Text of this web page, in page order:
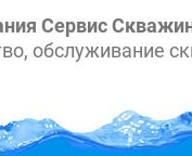
Сервис
обслуживание